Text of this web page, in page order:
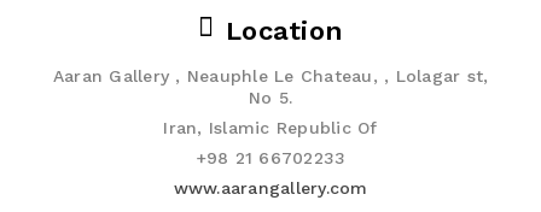
Location
Aaran Gallery , Neauphle Le Chateau, , Lolagar st,
No 5.
Iran, Islamic Republic Of
+98 21 66702233
www.aarangallery.com